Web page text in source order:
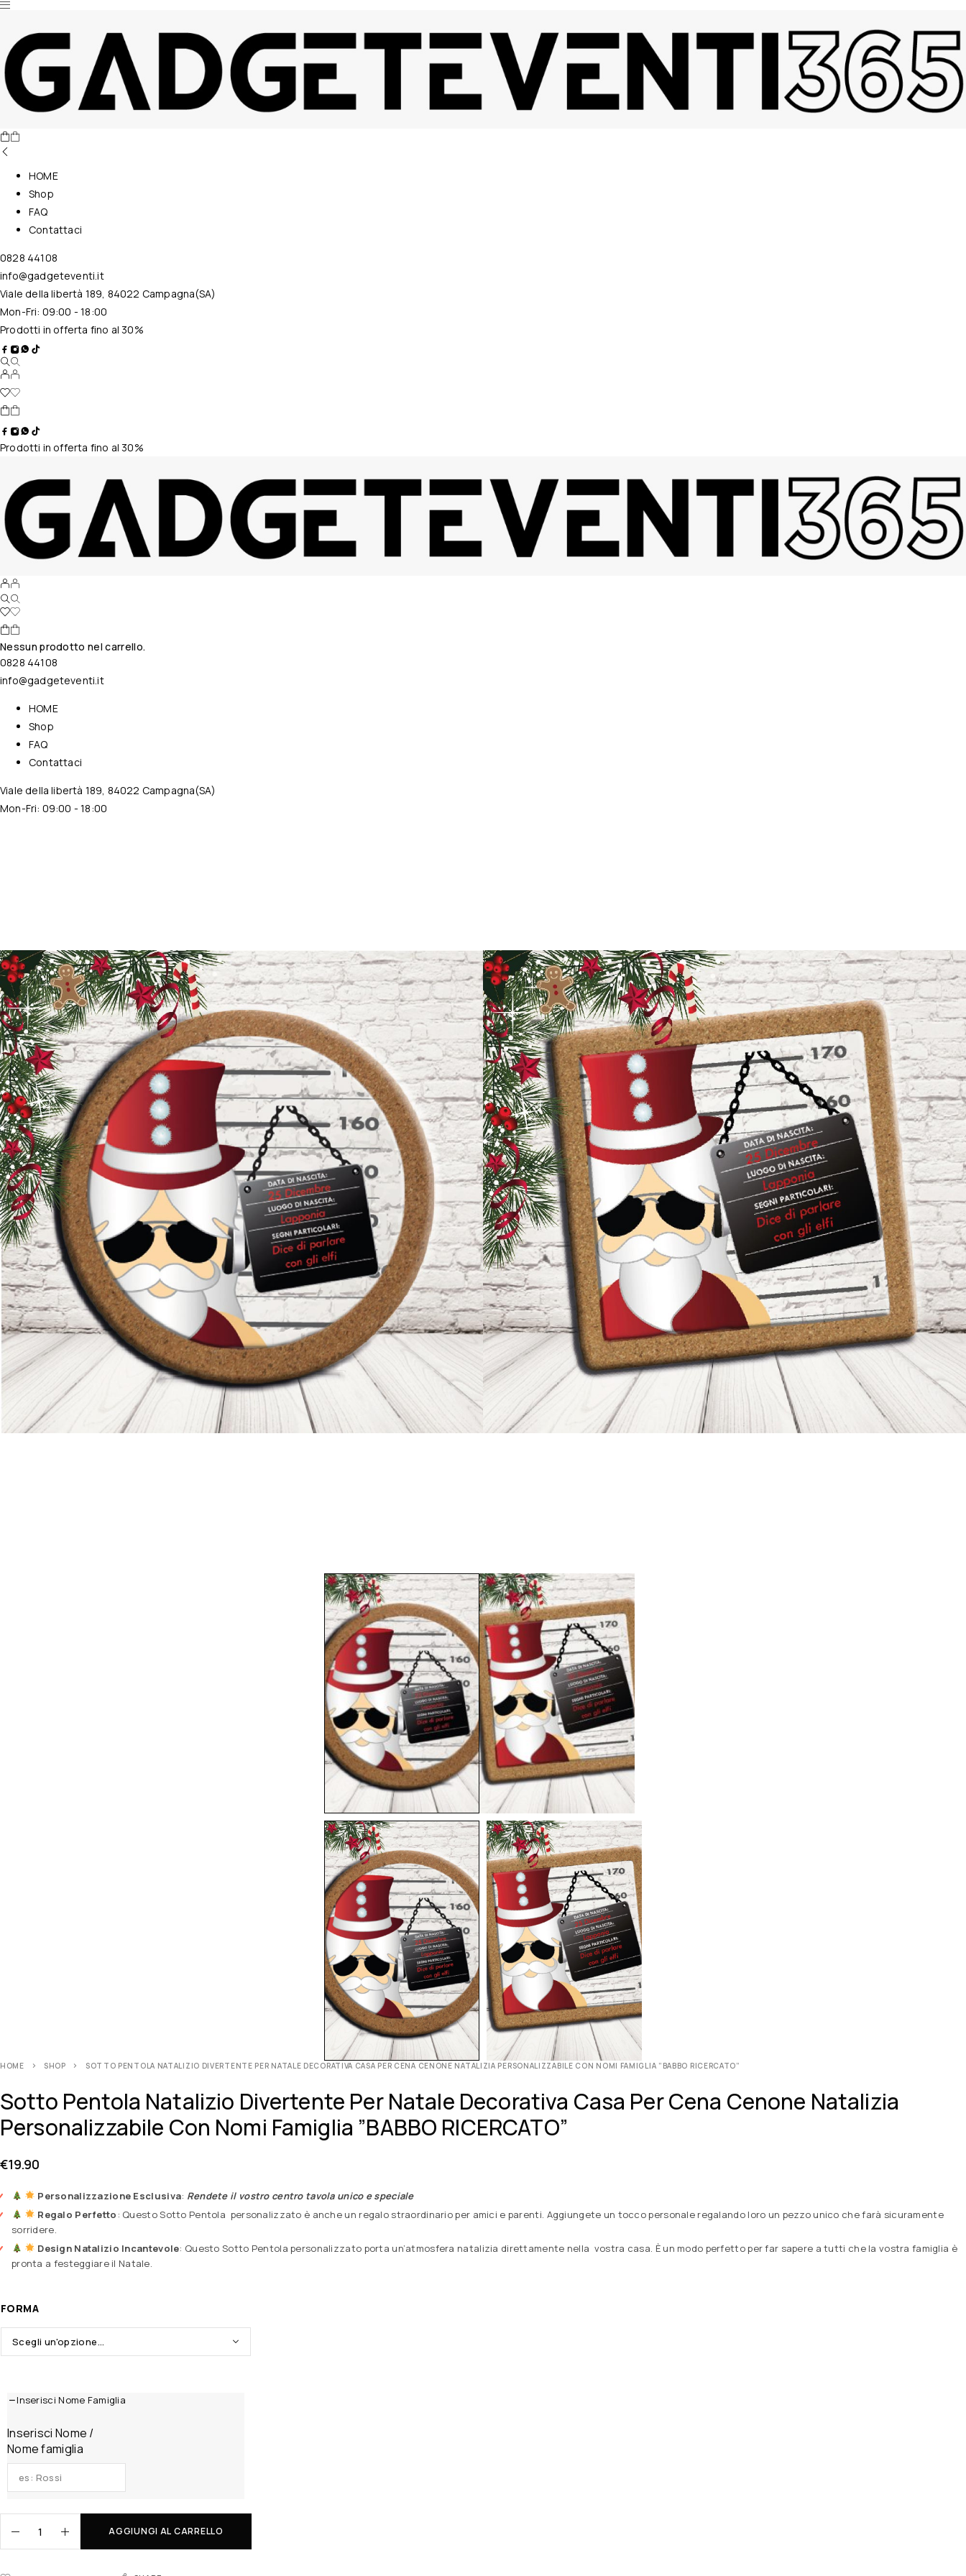
Nessun prodotto nel carrello.
HOME
Shop
FAQ
Contattaci
0828 44108
info@gadgeteventi.it
Viale della libertà 189, 84022 Campagna(SA)
Mon-Fri: 09:00 - 18:00
Prodotti in offerta fino al 30%
Prodotti in offerta fino al 30%
Nessun prodotto nel carrello.
0828 44108
info@gadgeteventi.it
HOME
Shop
FAQ
Contattaci
Viale della libertà 189, 84022 Campagna(SA)
Mon-Fri: 09:00 - 18:00
HOME SHOP SOTTO PENTOLA NATALIZIO DIVERTENTE PER NATALE DECORATIVA CASA PER CENA CENONE NATALIZIA PERSONALIZZABILE CON NOMI FAMIGLIA ”BABBO RICERCATO”
Sotto Pentola Natalizio Divertente Per Natale Decorativa Casa Per Cena Cenone Natalizia
Personalizzabile Con Nomi Famiglia ”BABBO RICERCATO”
€19.90
Personalizzazione Esclusiva: Rendete il vostro centro tavola unico e speciale
Regalo Perfetto : Questo Sotto Pentola personalizzato è anche un regalo straordinario per amici e parenti. Aggiungete un tocco personale regalando loro un pezzo unico che farà sicuramente
sorridere.
Design Natalizio Incantevole: Questo Sotto Pentola personalizzato porta un’atmosfera natalizia direttamente nella vostra casa. È un modo perfetto per far sapere a tutti che la vostra famiglia è
pronta a festeggiare il Natale.
FORMA
Inserisci Nome Famiglia
Inserisci Nome /
Nome famiglia
AGGIUNGI AL CARRELLO